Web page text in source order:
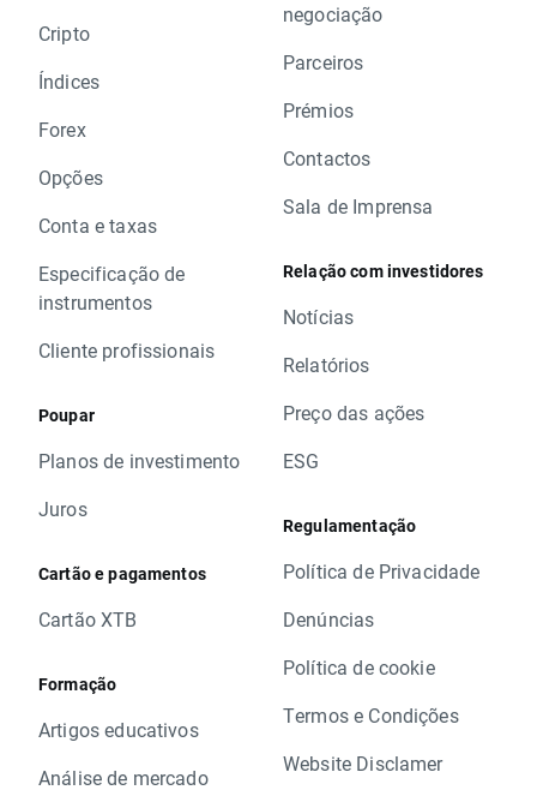
Cripto
Índices
Forex
Opções
Conta e taxas
Especificação de
instrumentos
Cliente profissionais
Poupar
Planos de investimento
Juros
Cartão e pagamentos
Cartão XTB
Formação
Artigos educativos
Análise de mercado
negociação
Parceiros
Prémios
Contactos
Sala de Imprensa
Relação com investidores
Notícias
Relatórios
Preço das ações
ESG
Regulamentação
Política de Privacidade
Denúncias
Política de cookie
Termos e Condições
Website Disclamer